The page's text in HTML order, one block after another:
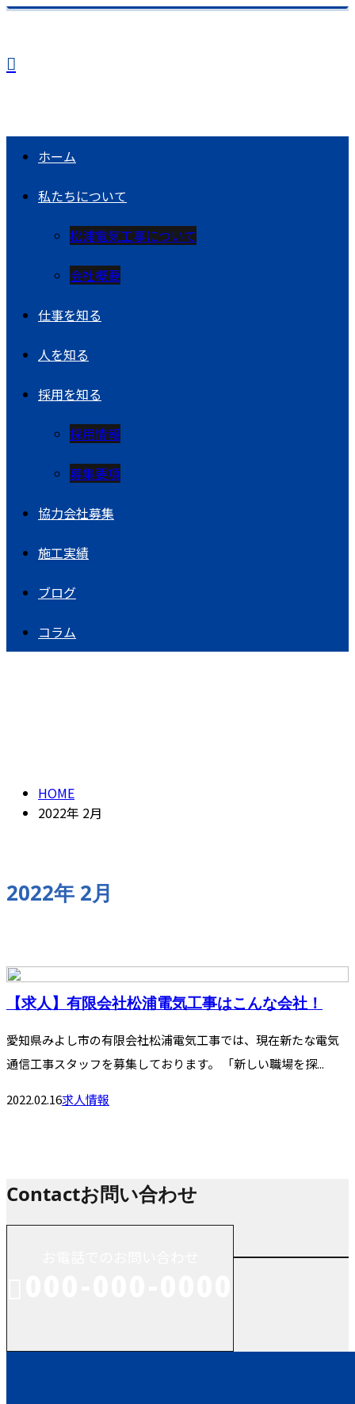
ホーム
私たちについて
松浦電気工事について
会社概要
仕事を知る
人を知る
採用を知る
採用情報
募集要項
協力会社募集
施工実績
ブログ
コラム
HOME
2022年 2月
2022年 2月
【求人】有限会社松浦電気工事はこんな会社！
愛知県みよし市の有限会社松浦電気工事では、現在新たな電気
通信工事スタッフを募集しております。 「新しい職場を探...
2022.02.16求人情報
Contactお問い合わせ